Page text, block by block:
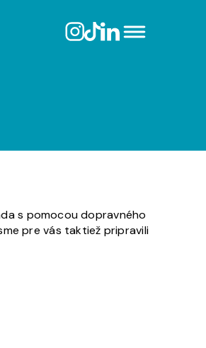
s pomocou dopravného
pre vás taktiež pripravili